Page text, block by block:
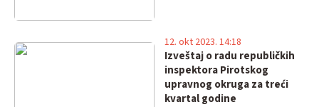
Izveštaj o radu republičkih
inspektora Pirotskog
upravnog okruga za treći
kvartal godine
12. okt 2023. 14:18